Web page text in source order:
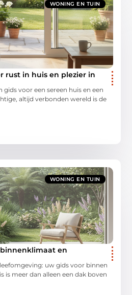
WONING EN TUIN
rust in huis en plezier in
gids voor een sereen huis en een
altijd verbonden wereld is de
WONING EN TUIN
en
uw gids voor binnen
is meer dan alleen een dak boven